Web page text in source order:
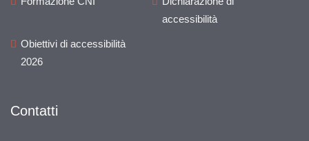
accessibilità
Obiettivi di accessibilità
2026
Contatti